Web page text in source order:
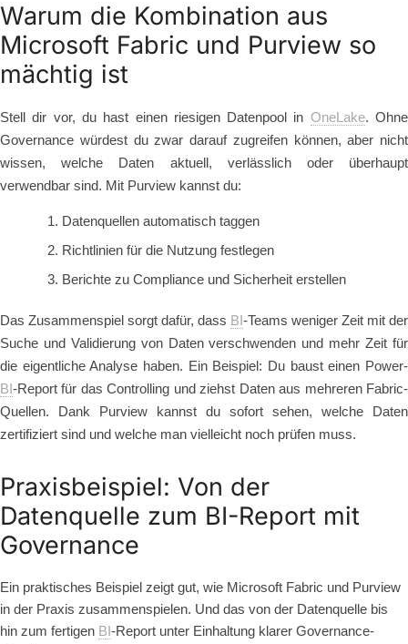
Warum die Kombination aus
Microsoft Fabric und Purview so
mächtig ist
Stell dir vor, du hast einen riesigen Datenpool in OneLake. Ohne
Governance würdest du zwar darauf zugreifen können, aber nicht
wissen, welche Daten aktuell, verlässlich oder überhaupt
verwendbar sind. Mit Purview kannst du:
Datenquellen automatisch taggen
Richtlinien für die Nutzung festlegen
Berichte zu Compliance und Sicherheit erstellen
Das Zusammenspiel sorgt dafür, dass BI-Teams weniger Zeit mit der
Suche und Validierung von Daten verschwenden und mehr Zeit für
die eigentliche Analyse haben. Ein Beispiel: Du baust einen Power-
BI-Report für das Controlling und ziehst Daten aus mehreren Fabric-
Quellen. Dank Purview kannst du sofort sehen, welche Daten
zertifiziert sind und welche man vielleicht noch prüfen muss.
Praxisbeispiel: Von der
Datenquelle zum BI-Report mit
Governance
Ein praktisches Beispiel zeigt gut, wie Microsoft Fabric und Purview
in der Praxis zusammenspielen. Und das von der Datenquelle bis
hin zum fertigen BI-Report unter Einhaltung klarer Governance-